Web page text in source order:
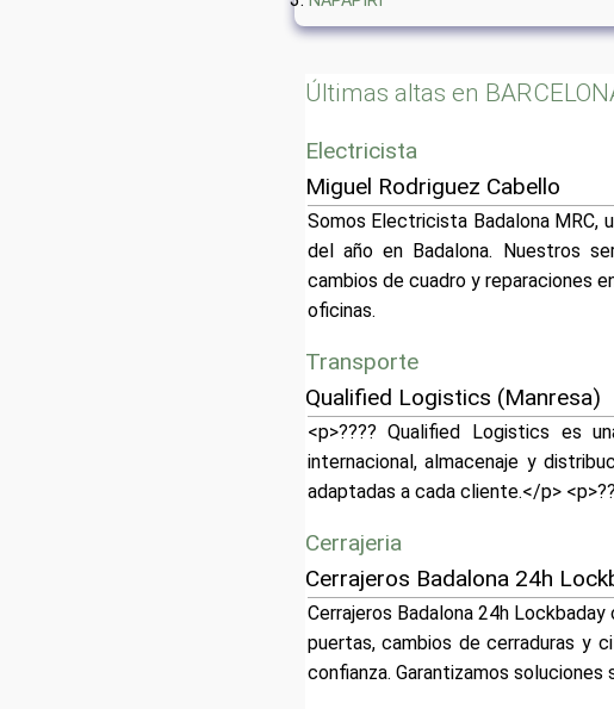
Últimas altas en
Electricista
Miguel Rodriguez Cabello
Somos Electricista Badalona MRC,
del año en Badalona. Nuestros
cambios de cuadro y reparaciones
oficinas.
Transporte
Qualified Logistics (Manresa)
<p>???? Qualified Logistics es
internacional, almacenaje y
adaptadas a cada cliente.</p>
Cerrajeria
Cerrajeros Badalona 24h
Cerrajeros Badalona 24h
puertas, cambios de cerraduras y
confianza. Garantizamos